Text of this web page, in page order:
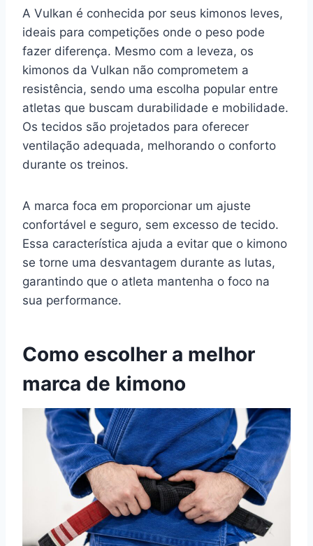
A Vulkan é conhecida por seus kimonos leves,
ideais para competições onde o peso pode
fazer diferença. Mesmo com a leveza, os
kimonos da Vulkan não comprometem a
resistência, sendo uma escolha popular entre
atletas que buscam durabilidade e mobilidade.
Os tecidos são projetados para oferecer
ventilação adequada, melhorando o conforto
durante os treinos.
A marca foca em proporcionar um ajuste
confortável e seguro, sem excesso de tecido.
Essa característica ajuda a evitar que o kimono
se torne uma desvantagem durante as lutas,
garantindo que o atleta mantenha o foco na
sua performance.
Como escolher a melhor
marca de kimono